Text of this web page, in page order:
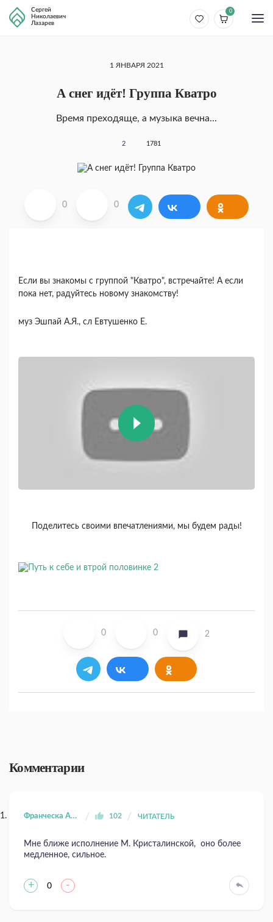
Сергей
Николаевич
Лазарев
0
1 ЯНВАРЯ 2021
А снег идёт! Группа Кватро
Время преходяще, а музыка вечна...
2 1781
0 0
Если вы знакомы с группой "Кватро", встречайте! А если
пока нет, радуйтесь новому знакомству!
муз Эшпай А.Я., сл Евтушенко Е.
Поделитесь своими впечатлениями, мы будем рады!
0 0 2
Комментарии
Франческа Аня 102 ЧИТАТЕЛЬ
Мне ближе исполнение М. Кристалинской, оно более
медленное, сильное.
+ 0 -